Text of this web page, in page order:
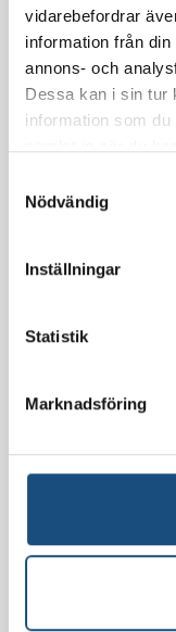
vidarebefordrar
information från
annons- och
Dessa kan i sin tur
information som
Nödvändig
Inställningar
Statistik
Marknadsföring